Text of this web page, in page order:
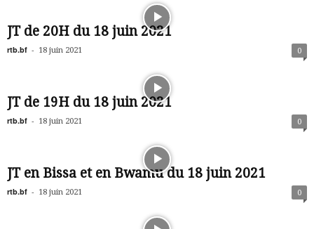
JT de 20H du 18 juin 2021
rtb.bf - 18 juin 2021 0
JT de 19H du 18 juin 2021
rtb.bf - 18 juin 2021 0
JT en Bissa et en Bwamu du 18 juin 2021
rtb.bf - 18 juin 2021 0